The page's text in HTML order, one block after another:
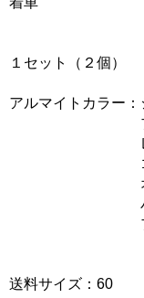
１セット（２個）
アルマイトカラー：
ブルー(
レッド（
ゴー
オレ
パー
ブラック
送料サイズ：60